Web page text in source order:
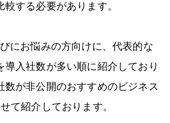
する必要があります。
にお悩みの方向けに、代表的な
導入社数が多い順に紹介しており
数が非公開のおすすめのビジネス
て紹介しております。